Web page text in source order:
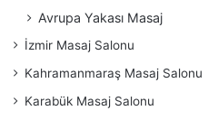
Avrupa Yakası Masaj
İzmir Masaj Salonu
Kahramanmaraş Masaj Salonu
Karabük Masaj Salonu